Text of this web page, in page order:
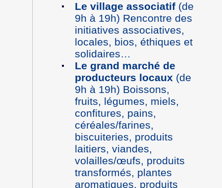
Le village associatif (de
9h à 19h) Rencontre des
initiatives associatives,
locales, bios, éthiques et
solidaires…
Le grand marché de
producteurs locaux (de
9h à 19h) Boissons,
fruits, légumes, miels,
confitures, pains,
céréales/farines,
biscuiteries, produits
laitiers, viandes,
volailles/œufs, produits
transformés, plantes
aromatiques, produits